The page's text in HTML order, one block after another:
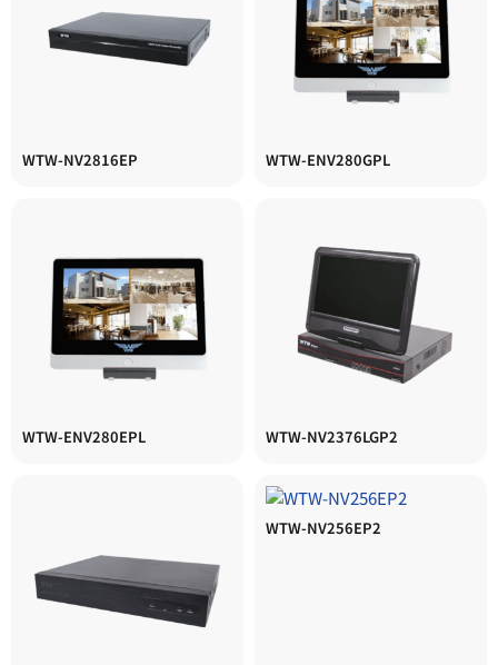
WTW-NV2816EP WTW-ENV280GPL
WTW-ENV280EPL WTW-NV2376LGP2
WTW-NV256EP2